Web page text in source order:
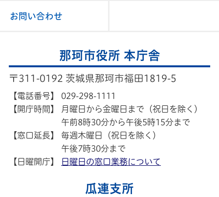
お問い合わせ
那珂市役所 本庁舎
〒311-0192 茨城県那珂市福田1819-5
【電話番号】
029-298-1111
【開庁時間】
月曜日から金曜日まで（祝日を除く）
午前8時30分から午後5時15分まで
【窓口延長】
毎週木曜日（祝日を除く）
午後7時30分まで
【日曜開庁】
日曜日の窓口業務について
瓜連支所